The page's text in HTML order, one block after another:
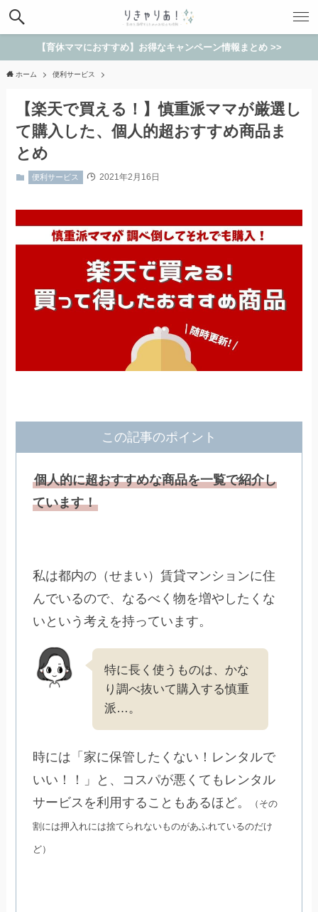
【育休ママにおすすめ】お得なキャンペーン情報まとめ >>
ホーム 便利サービス
【楽天で買える！】慎重派ママが厳選し
て購入した、個人的超おすすめ商品ま
とめ
便利サービス 2021年2月16日
この記事のポイント
個人的に超おすすめな商品を一覧で紹介し
ています！
私は都内の（せまい）賃貸マンションに住
んでいるので、なるべく物を増やしたくな
いという考えを持っています。
特に長く使うものは、かな
り調べ抜いて購入する慎重
派…。
時には「家に保管したくない！レンタルで
いい！！」と、コスパが悪くてもレンタル
サービスを利用することもあるほど。
（その
割には押入れには捨てられないものがあふれているのだけ
ど）